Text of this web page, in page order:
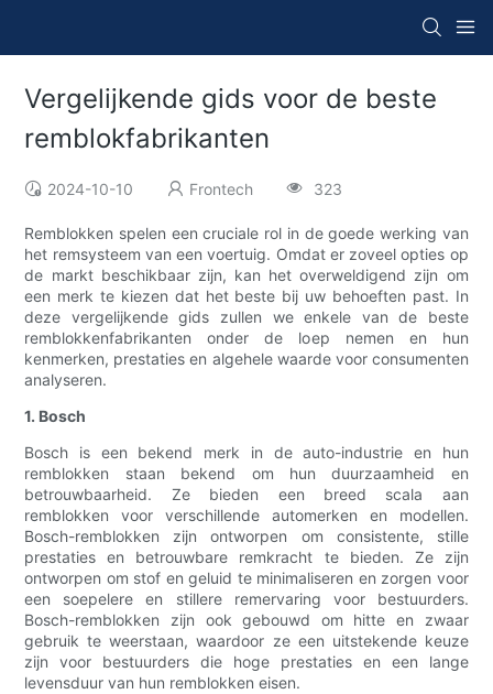
Vergelijkende gids voor de beste
remblokfabrikanten
2024-10-10 Frontech 323
Remblokken spelen een cruciale rol in de goede werking van
het remsysteem van een voertuig. Omdat er zoveel opties op
de markt beschikbaar zijn, kan het overweldigend zijn om
een ​​merk te kiezen dat het beste bij uw behoeften past. In
deze vergelijkende gids zullen we enkele van de beste
remblokkenfabrikanten onder de loep nemen en hun
kenmerken, prestaties en algehele waarde voor consumenten
analyseren.
1. Bosch
Bosch is een bekend merk in de auto-industrie en hun
remblokken staan ​​bekend om hun duurzaamheid en
betrouwbaarheid. Ze bieden een breed scala aan
remblokken voor verschillende automerken en modellen.
Bosch-remblokken zijn ontworpen om consistente, stille
prestaties en betrouwbare remkracht te bieden. Ze zijn
ontworpen om stof en geluid te minimaliseren en zorgen voor
een soepelere en stillere remervaring voor bestuurders.
Bosch-remblokken zijn ook gebouwd om hitte en zwaar
gebruik te weerstaan, waardoor ze een uitstekende keuze
zijn voor bestuurders die hoge prestaties en een lange
levensduur van hun remblokken eisen.